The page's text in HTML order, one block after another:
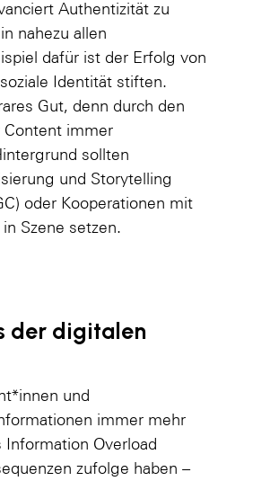
Authentizität zu
nahezu allen
dafür ist der Erfolg von
Identität stiften.
Gut, denn durch den
Content immer
sollten
und Storytelling
oder Kooperationen mit
Szene setzen.
der digitalen
und
immer mehr
Overload
zufolge haben –